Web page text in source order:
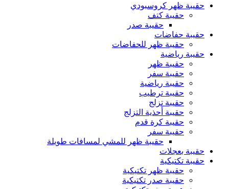
حقيبة ظهر كروسبودي
حقيبة كتف
حقيبة صدر
حقيبة حفاضات
حقيبة ظهر للحفاضات
حقيبة رياضية
حقيبة ظهر
حقيبة سفر
حقيبة رياضية
حقيبة ترطيب
حقيبة تزلج
حقيبة أحذية التزلج
حقيبة كرة قدم
حقيبة سفر
حقيبة ظهر للمشي لمسافات طويلة
حقيبة بعجلات
حقيبة تكتيكية
حقيبة ظهر تكتيكية
حقيبة صدر تكتيكية